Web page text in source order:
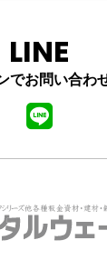
LINE
でお問い合わ